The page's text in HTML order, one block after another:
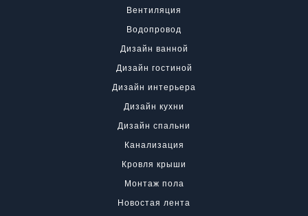
Вентиляция
Водопровод
Дизайн ванной
Дизайн гостиной
Дизайн интерьера
Дизайн кухни
Дизайн спальни
Канализация
Кровля крыши
Монтаж пола
Новостая лента